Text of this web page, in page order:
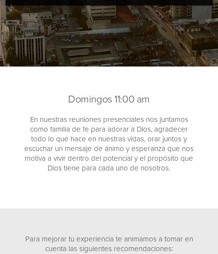
Domingos 11:00 am
En nuestras reuniones presenciales nos juntamos
como familia de fe para adorar a Dios, agradecer
todo lo que hace en nuestras vidas, orar juntos y
escuchar un mensaje de ánimo y esperanza que nos
motiva a vivir dentro del potencial y el propósito que
Dios tiene para cada uno de nosotros.
Para mejorar tu experiencia te animamos a tomar en
cuenta las siguientes recomendaciones: